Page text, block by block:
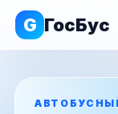
G ГосБус